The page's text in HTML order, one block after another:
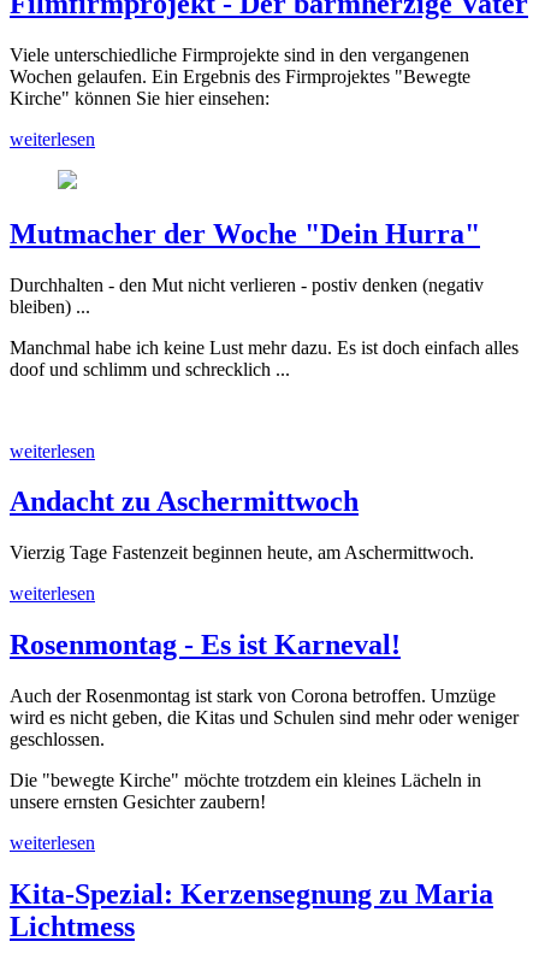
Viele unterschiedliche Firmprojekte sind in den vergangenen
Wochen gelaufen. Ein Ergebnis des Firmprojektes "Bewegte
Kirche" können Sie hier einsehen:
weiterlesen
Mutmacher der Woche "Dein Hurra"
Durchhalten - den Mut nicht verlieren - postiv denken (negativ
bleiben) ...
Manchmal habe ich keine Lust mehr dazu. Es ist doch einfach alles
doof und schlimm und schrecklich ...
weiterlesen
Andacht zu Aschermittwoch
Vierzig Tage Fastenzeit beginnen heute, am Aschermittwoch.
weiterlesen
Rosenmontag - Es ist Karneval!
Auch der Rosenmontag ist stark von Corona betroffen. Umzüge
wird es nicht geben, die Kitas und Schulen sind mehr oder weniger
geschlossen.
Die "bewegte Kirche" möchte trotzdem ein kleines Lächeln in
unsere ernsten Gesichter zaubern!
weiterlesen
Kita-Spezial: Kerzensegnung zu Maria
Lichtmess